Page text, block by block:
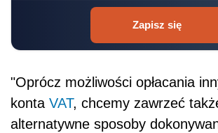
Zapisz się
"Oprócz możliwości opłacania
konta VAT, chcemy zawrzeć
alternatywne sposoby